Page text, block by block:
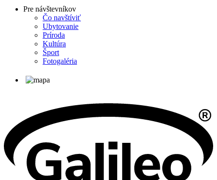
Pre návštevníkov
Čo navštíviť
Ubytovanie
Príroda
Kultúra
Šport
Fotogaléria